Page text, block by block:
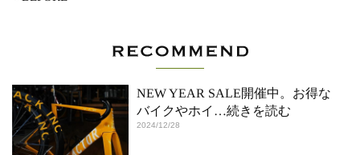
NEW YEAR SALE開催中。お得な
バイクやホイ …続きを読む
2024/12/28